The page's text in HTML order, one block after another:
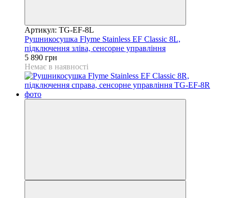
Артикул: TG-EF-8L
Рушникосушка Flyme Stainless EF Classic 8L,
підключення зліва, сенсорне управління
5 890 грн
Немає в наявності